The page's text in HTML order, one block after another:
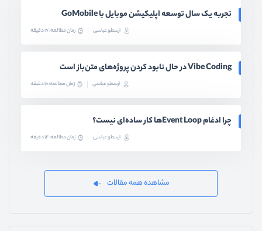
تجربه یک سال توسعه اپلیکیشن موبایل با GoMobile
ارسطو عباسی زمان مطالعه: 17 دقیقه
Vibe Coding در حال نابود کردن پروژه‌های متن‌باز است
ارسطو عباسی زمان مطالعه: 10 دقیقه
چرا ادغام Event Loopها کار ساده‌ای نیست؟
ارسطو عباسی زمان مطالعه: 14 دقیقه
مشاهده همه مقالات